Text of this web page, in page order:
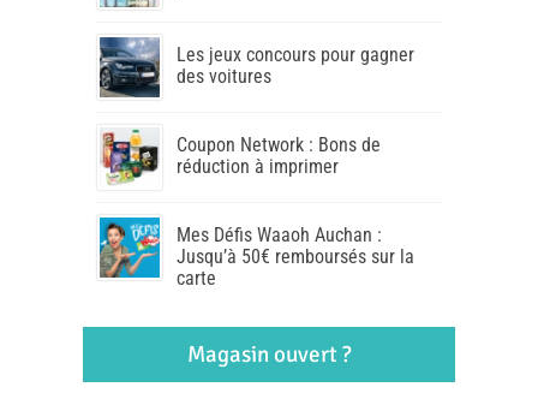
Les jeux concours pour gagner
des voitures
Coupon Network : Bons de
réduction à imprimer
Mes Défis Waaoh Auchan :
Jusqu’à 50€ remboursés sur la
carte
Magasin ouvert ?